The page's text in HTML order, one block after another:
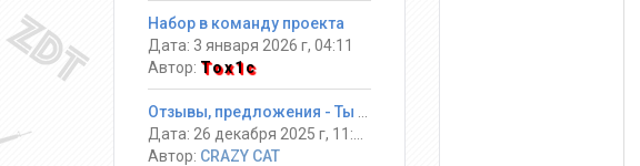
Набор в команду проекта
Дата: 3 января 2026 г, 04:11
Автор: Tox1c
Автор: CRAZY CAT